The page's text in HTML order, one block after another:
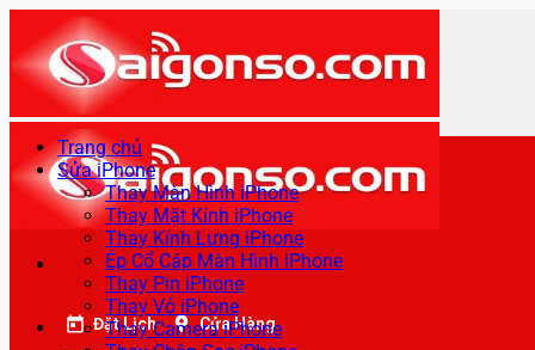
qua
nội
dung
Đặt Lịch Cửa Hàng
Trang chủ
Sửa iPhone
Thay Màn Hình iPhone
Thay Mặt Kính iPhone
Thay Kính Lưng iPhone
Ép Cổ Cáp Màn Hình iPhone
Thay Pin iPhone
Thay Vỏ iPhone
Thay Camera iPhone